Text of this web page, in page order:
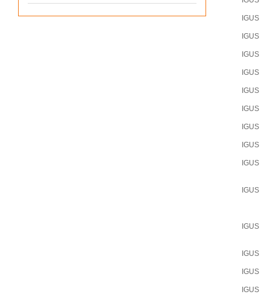
IGUS
IGUS
IGUS
IGUS
IGUS
IGUS
IGUS
IGUS
IGUS
IGUS
IGUS
IGUS
IGUS
IGUS